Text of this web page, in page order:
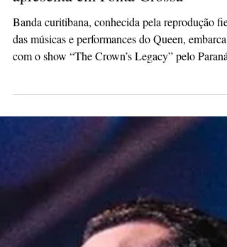
apresenta em Ponta Grossa
Banda curitibana, conhecida pela reprodução fiel
das músicas e performances do Queen, embarca